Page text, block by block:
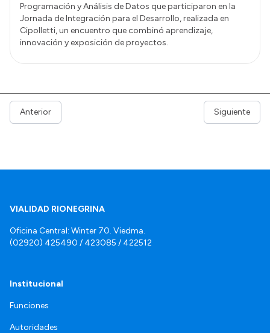
Programación y Análisis de Datos que participaron en la
Jornada de Integración para el Desarrollo, realizada en
Cipolletti, un encuentro que combinó aprendizaje,
innovación y exposición de proyectos.
Anterior Siguiente
VIALIDAD RIONEGRINA
Oficina Central: Winter 70. Viedma.
(02920) 425490 / 423085 / 422512
Institucional
Funciones
Autoridades